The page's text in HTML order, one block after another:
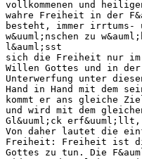
vollkommenen und
wahre Freiheit in der
besteht, immer
w&uuml;nschen zu
l&auml;sst
sich die Freiheit nur im
Willen Gottes und in
Unterwerfung unter
Hand in Hand mit dem
kommt er ans gleiche
und wird mit dem
Gl&uuml;ck
Von daher lautet die
Freiheit: Freiheit ist
Gottes zu tun. Die